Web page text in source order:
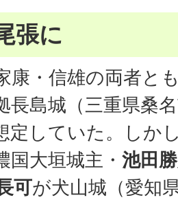
張に
康・信雄の両者と
長島城（三重県桑
定していた。しか
国大垣城主・ 池田
可が犬山城（愛知